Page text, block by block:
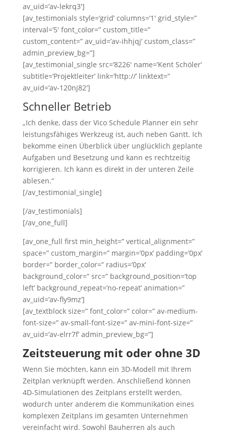
av_uid=’av-lekrq3′]
[av_testimonials style=’grid’ columns=’1′ grid_style=”
interval=’5′ font_color=” custom_title=”
custom_content=” av_uid=’av-ihhjqj’ custom_class=”
admin_preview_bg=”]
[av_testimonial_single src=’8226′ name=’Kent Schöler’
subtitle=’Projektleiter’ link=’http://’ linktext=”
av_uid=’av-120nj82′]
Schneller Betrieb
„Ich denke, dass der Vico Schedule Planner ein sehr
leistungsfähiges Werkzeug ist, auch neben Gantt. Ich
bekomme einen Überblick über unglücklich geplante
Aufgaben und Besetzung und kann es rechtzeitig
korrigieren. Ich kann es direkt in der unteren Zeile
ablesen.“
[/av_testimonial_single]
[/av_testimonials]
[/av_one_full]
[av_one_full first min_height=” vertical_alignment=”
space=” custom_margin=” margin=’0px’ padding=’0px’
border=” border_color=” radius=’0px’
background_color=” src=” background_position=’top
left’ background_repeat=’no-repeat’ animation=”
av_uid=’av-fly9mz’]
[av_textblock size=” font_color=” color=” av-medium-
font-size=” av-small-font-size=” av-mini-font-size=”
av_uid=’av-elrr7f’ admin_preview_bg=”]
Zeitsteuerung mit oder ohne 3D
Wenn Sie möchten, kann ein 3D-Modell mit Ihrem
Zeitplan verknüpft werden. Anschließend können
4D-Simulationen des Zeitplans erstellt werden,
wodurch unter anderem die Kommunikation eines
komplexen Zeitplans im gesamten Unternehmen
vereinfacht wird. Sowohl Bauherren als auch